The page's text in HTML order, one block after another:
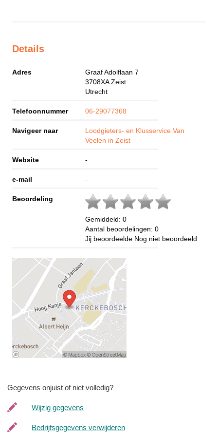
Details
Adres
Graaf Adolflaan 7
3708XA Zeist
Utrecht
Telefoonnummer 06-29077368
Navigeer naar
Loodgieters- en Klusservice Van
Veelen in Zeist
Website -
e-mail -
Beoordeling
Gemiddeld: 0
Aantal beoordelingen: 0
Jij beoordeelde Nog niet beoordeeld
Gegevens onjuist of niet volledig?
Wijzig gegevens
Bedrijfsgegevens verwijderen